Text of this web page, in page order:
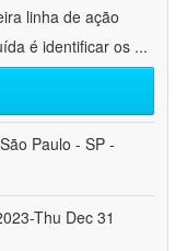
linha de ação
é identificar os ...
Paulo - SP -
Thu Dec 31